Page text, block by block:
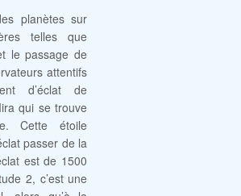
planètes sur
telles que
le passage de
attentifs
d’éclat de
qui se trouve
Cette étoile
passer de la
est de 1500
2, c’est une